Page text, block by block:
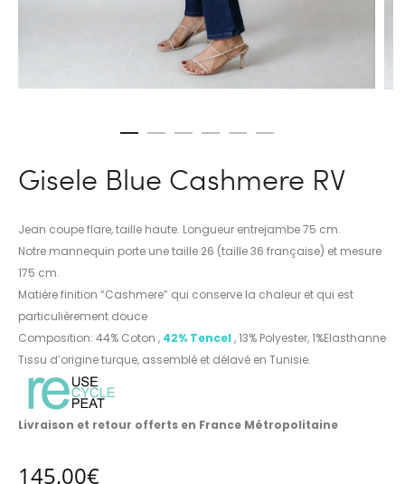
Gisele Blue Cashmere RV
Jean coupe flare, taille haute. Longueur entrejambe 75 cm.
Notre mannequin porte une taille 26 (taille 36 française) et mesure
175 cm.
Matière finition “Cashmere” qui conserve la chaleur et qui est
particulièrement douce
Composition: 44% Coton , 42% Tencel , 13% Polyester, 1%Elasthanne
Tissu d’origine turque, assemblé et délavé en Tunisie.
Livraison et retour offerts en France Métropolitaine
145,00€